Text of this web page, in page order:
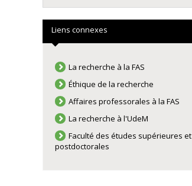
Liens connexes
La recherche à la FAS
Éthique de la recherche
Affaires professorales à la FAS
La recherche à l'UdeM
Faculté des études supérieures et
postdoctorales